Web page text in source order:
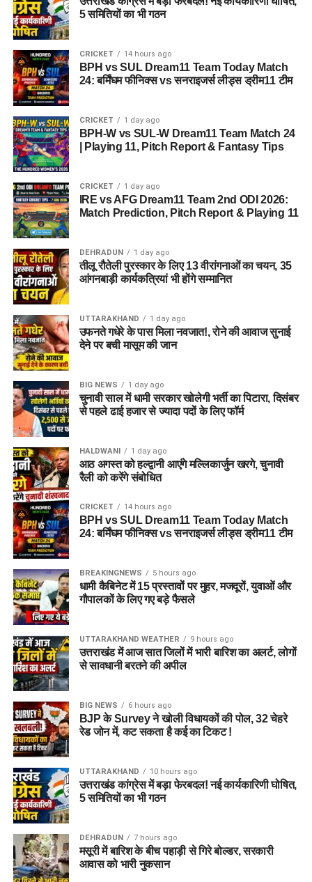
5 समितियों का भी गठन
CRICKET 14 hours ago
BPH vs SUL Dream11 Team Today Match
24: बर्मिंघम फीनिक्स vs सनराइजर्स लीड्स ड्रीम11 टीम
CRICKET 1 day ago
BPH-W vs SUL-W Dream11 Team Match 24
| Playing 11, Pitch Report & Fantasy Tips
CRICKET 1 day ago
IRE vs AFG Dream11 Team 2nd ODI 2026:
Match Prediction, Pitch Report & Playing 11
DEHRADUN 1 day ago
तीलू रौतेली पुरस्कार के लिए 13 वीरांगनाओं का चयन, 35
आंगनबाड़ी कार्यकत्रियां भी होंगे सम्मानित
UTTARAKHAND 1 day ago
उफनते गधेरे के पास मिला नवजात!, रोने की आवाज सुनाई
देने पर बची मासूम की जान
BIG NEWS 1 day ago
चुनावी साल में धामी सरकार खोलेगी भर्ती का पिटारा, दिसंबर
से पहले ढाई हजार से ज्यादा पदों के लिए फॉर्म
HALDWANI 1 day ago
आठ अगस्त को हल्द्वानी आएंगे मल्लिकार्जुन खरगे, चुनावी
रैली को करेंगे संबोधित
CRICKET 14 hours ago
BPH vs SUL Dream11 Team Today Match
24: बर्मिंघम फीनिक्स vs सनराइजर्स लीड्स ड्रीम11 टीम
BREAKINGNEWS 5 hours ago
धामी कैबिनेट में 15 प्रस्तावों पर मुहर, मजदूरों, युवाओं और
गौपालकों के लिए गए बड़े फैसले
UTTARAKHAND WEATHER 9 hours ago
उत्तराखंड में आज सात जिलों में भारी बारिश का अलर्ट, लोगों
से सावधानी बरतने की अपील
BIG NEWS 6 hours ago
BJP के Survey ने खोली विधायकों की पोल, 32 चेहरे
रेड जोन में, कट सकता है कई का टिकट !
UTTARAKHAND 10 hours ago
उत्तराखंड कांग्रेस में बड़ा फेरबदल! नई कार्यकारिणी घोषित,
5 समितियों का भी गठन
DEHRADUN 7 hours ago
मसूरी में बारिश के बीच पहाड़ी से गिरे बोल्डर, सरकारी
आवास को भारी नुकसान